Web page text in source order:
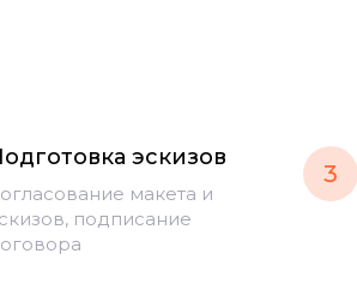
эскизов
макета и
подписание
3